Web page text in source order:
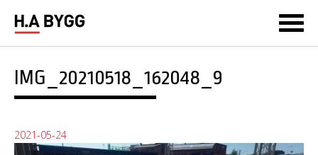
to
IMG_20210518_162048_9
2021-05-24